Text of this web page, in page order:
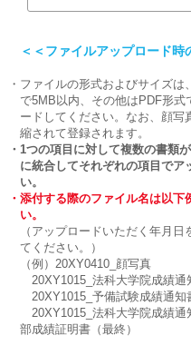
＜＜ファイルアップロード時
・ファイルの形式およびサイズ
で5MB以内、その他はPDF形式
ードしてください。なお、顔写
縮されて登録されます。
・1つの項目に対して複数の書類
に統合してそれぞれの項目でア
い。
・添付する際のファイル名は以下
い。
（アップロードいただく年月
てください。）
（例）20XY0410_顔写真
20XY1015_法科大学院成績通
20XY1015_予備試験成績通知
20XY1015_法科大学院成績通
部成績証明書（最終）